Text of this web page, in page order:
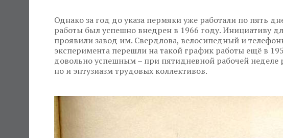
Однако за год до указа пермяки уже работали по пять
работы был успешно внедрен в 1966 году. Инициативу
проявили завод им. Свердлова, велосипедный и
эксперимента перешли на такой график работы ещё в
довольно успешным – при пятидневной рабочей неделе
но и энтузиазм трудовых коллективов.